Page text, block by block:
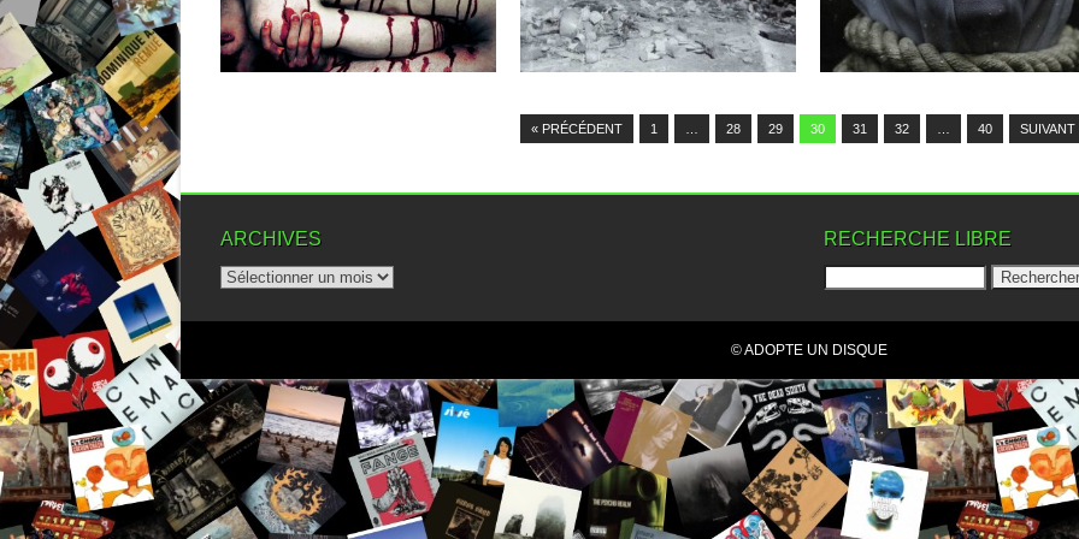
▶ ▶
« PRÉCÉDENT 1 28 29 30 31 32 40 SUIVANT
ARCHIVES RECHERCHE LIBRE
© ADOPTE UN DISQUE